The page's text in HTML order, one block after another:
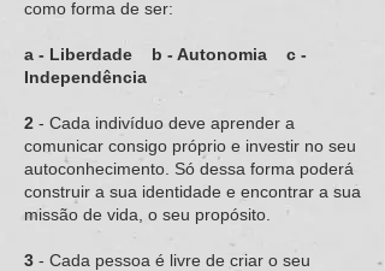
como forma de ser:
a - Liberdade b - Autonomia c -
Independência
2 - Cada indivíduo deve aprender a
comunicar consigo próprio e investir no seu
autoconhecimento. Só dessa forma poderá
construir a sua identidade e encontrar a sua
missão de vida, o seu propósito.
3 - Cada pessoa é livre de criar o seu